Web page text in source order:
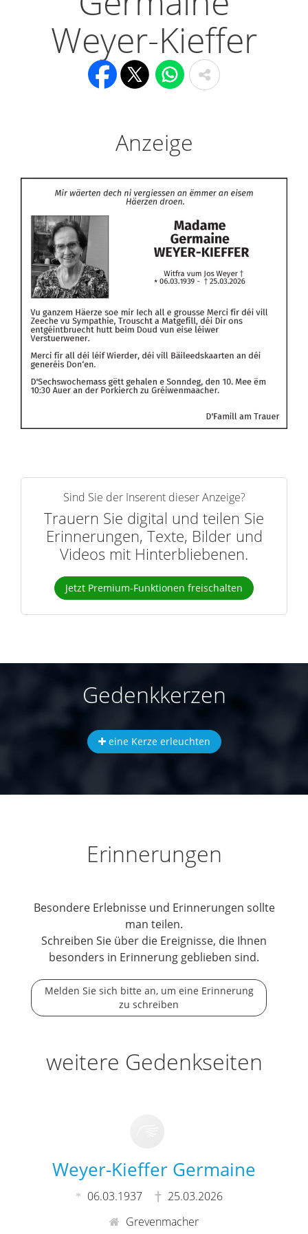
Weyer-Kieffer
Anzeige
Sind Sie der Inserent dieser Anzeige?
Trauern Sie digital und teilen Sie
Erinnerungen, Texte, Bilder und
Videos mit Hinterbliebenen.
Jetzt Premium-Funktionen freischalten
Gedenkkerzen
eine Kerze erleuchten
Erinnerungen
Besondere Erlebnisse und Erinnerungen sollte
man teilen.
Schreiben Sie über die Ereignisse, die Ihnen
besonders in Erinnerung geblieben sind.
Melden Sie sich bitte an, um eine Erinnerung
zu schreiben
weitere Gedenkseiten
Weyer-Kieffer Germaine
06.03.1937
25.03.2026
Grevenmacher